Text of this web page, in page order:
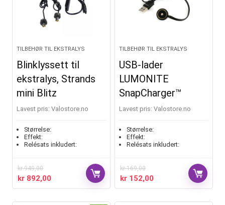
TILBEHØR TIL EKSTRALYS
Blinklyssett til
ekstralys, Strands
mini Blitz
Lavest pris: valostore.no
Størrelse:
Effekt:
Relésats inkludert:
kr949,00
kr 892,00
TILBEHØR TIL EKSTRALYS
USB-lader
LUMONITE
SnapCharger™
Lavest pris: valostore.no
Størrelse:
Effekt:
Relésats inkludert:
kr169,00
kr 152,00